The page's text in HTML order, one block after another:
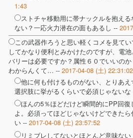
1:43
ストチャ移動用に帯ナックルを抱え
ない？一応火力潜在の面もあるし --
この武器作ろうと思い軽くコメを見て
してかなり便利とみかけたのですが、電
バリーは必要ですか？属性６０でいいの
わからんくて… -- 2017-04-08 (土) 22:31:02
他に何も付けるものがない、とりあ
選択肢に挙がるくらいで必須じゃないな
ほんの5％ほどだけど瞬間的にPP回
よ。必須ってほどじゃないけどできた
い -- 2017-04-08 (土) 23:57:52
リミブレしてないとほとんど意味ない